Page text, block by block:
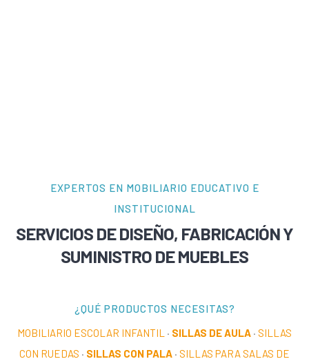
EXPERTOS EN MOBILIARIO EDUCATIVO E
INSTITUCIONAL
SERVICIOS DE DISEÑO, FABRICACIÓN Y
SUMINISTRO DE MUEBLES
¿QUÉ PRODUCTOS NECESITAS?
MOBILIARIO ESCOLAR INFANTIL · SILLAS DE AULA · SILLAS
CON RUEDAS · SILLAS CON PALA · SILLAS PARA SALAS DE